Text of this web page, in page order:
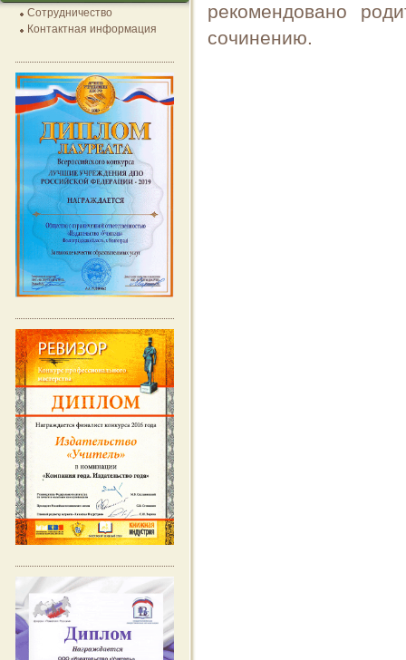
рекомендовано
сочинению.
Сотрудничество
Контактная информация